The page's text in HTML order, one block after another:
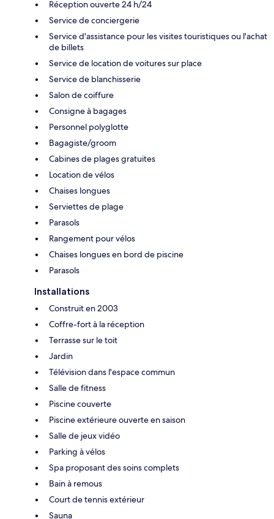
Réception ouverte 24 h/24
Service de conciergerie
Service d'assistance pour les visites touristiques ou l'achat
de billets
Service de location de voitures sur place
Service de blanchisserie
Salon de coiffure
Consigne à bagages
Personnel polyglotte
Bagagiste/groom
Cabines de plages gratuites
Location de vélos
Chaises longues
Serviettes de plage
Parasols
Rangement pour vélos
Chaises longues en bord de piscine
Parasols
Installations
Construit en 2003
Coffre-fort à la réception
Terrasse sur le toit
Jardin
Télévision dans l'espace commun
Salle de fitness
Piscine couverte
Piscine extérieure ouverte en saison
Salle de jeux vidéo
Parking à vélos
Spa proposant des soins complets
Bain à remous
Court de tennis extérieur
Sauna